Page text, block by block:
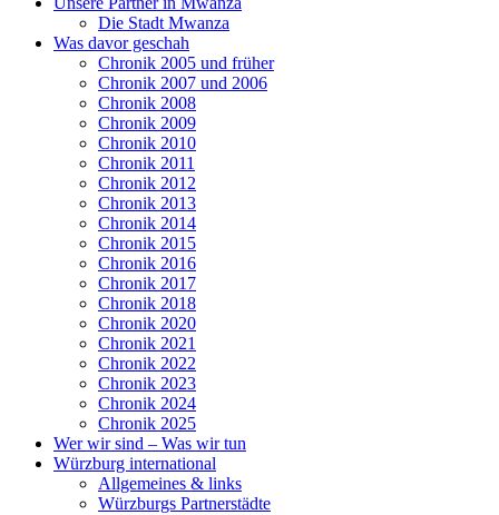
Die Stadt Mwanza
Was davor geschah
Chronik 2005 und früher
Chronik 2007 und 2006
Chronik 2008
Chronik 2009
Chronik 2010
Chronik 2011
Chronik 2012
Chronik 2013
Chronik 2014
Chronik 2015
Chronik 2016
Chronik 2017
Chronik 2018
Chronik 2020
Chronik 2021
Chronik 2022
Chronik 2023
Chronik 2024
Chronik 2025
Wer wir sind – Was wir tun
Würzburg international
Allgemeines & links
Würzburgs Partnerstädte